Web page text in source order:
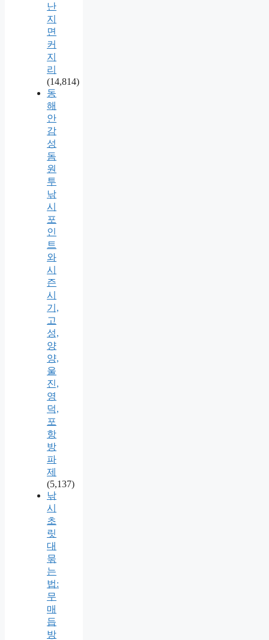
난
지
면
커
지
리
(14,814)
동
해
안
감
성
돔
원
투
낚
시
포
인
트
와
시
즌
시
기,
고
성,
양
양,
울
진,
영
덕,
포
항
방
파
제
(5,137)
낚
시
초
릿
대
묶
는
법:
무
매
듭
방